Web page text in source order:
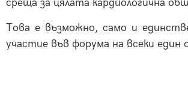
среща за цялата кардиологична
Това е възможно, само и
участие във форума на всеки един